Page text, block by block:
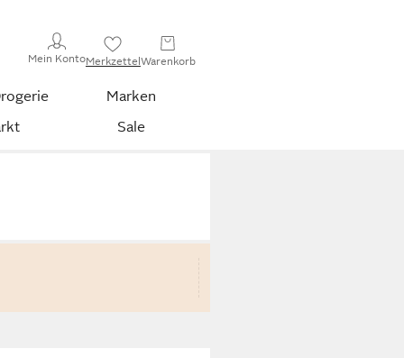
Mein KontoMerkzettelWarenkorb
Marken
Sale